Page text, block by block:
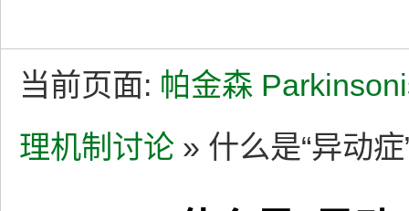
当前页面: 帕金森
理机制讨论 » 什么是“异动